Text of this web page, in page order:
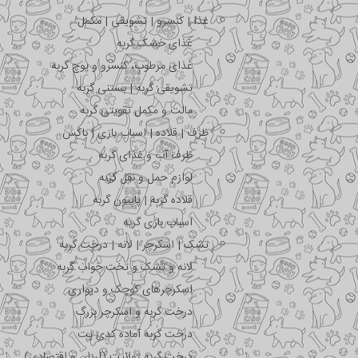
غذا | کنسرو | تشویقی | مکمل
غذای خشک گربه
غذای مرطوب، کنسرو و پوچ گربه
تشویقی گربه | بستنی گربه
مالت و مکمل تقویتی گربه
ظرف | قلاده | اسباب بازی | باکس
ظرف آب و غذای گربه
لوازم حمل و نقل گربه
قلاده گربه | پاپیون گربه
اسباب بازی گربه
تشک | اسکرچر | لانه | درخت گربه
لانه و تشک و تخت خواب گربه
اسکرچرهای کوچک و دیواری
درخت گربه و اسکرچر بزرگ
درخت گربه آماده کدی پت